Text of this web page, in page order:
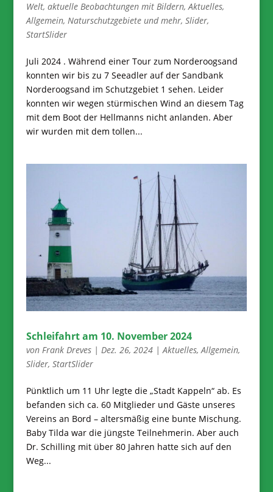
Welt, aktuelle Beobachtungen mit Bildern,Aktuelles,
Allgemein, Naturschutzgebiete und mehr, Slider,
StartSlider
Juli 2024 . Während einer Tour zum Norderoogsand
konnten wir bis zu 7 Seeadler auf der Sandbank
Norderoogsand im Schutzgebiet 1 sehen. Leider
konnten wir wegen stürmischen Wind an diesem Tag
mit dem Boot der Hellmanns nicht anlanden. Aber
wir wurden mit dem tollen...
Schleifahrt am 10. November 2024
von Frank Dreves| Dez. 26, 2024|Aktuelles,Allgemein,
Slider, StartSlider
Pünktlich um 11 Uhr legte die „Stadt Kappeln“ ab. Es
befanden sich ca. 60 Mitglieder und Gäste unseres
Vereins an Bord – altersmäßig eine bunte Mischung.
Baby Tilda war die jüngste Teilnehmerin. Aber auch
Dr. Schilling mit über 80 Jahren hatte sich auf den
Weg...